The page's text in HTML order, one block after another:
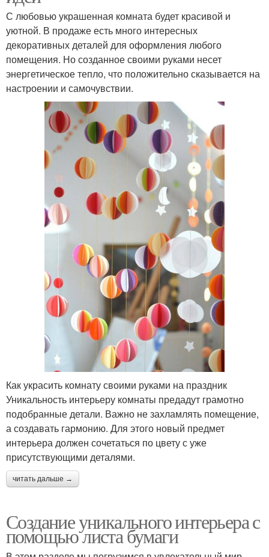
С любовью украшенная комната будет красивой и
уютной. В продаже есть много интересных
декоративных деталей для оформления любого
помещения. Но созданное своими руками несет
энергетическое тепло, что положительно сказывается на
настроении и самочувствии.
Как украсить комнату своими руками на праздник
Уникальность интерьеру комнаты предадут грамотно
подобранные детали. Важно не захламлять помещение,
а создавать гармонию. Для этого новый предмет
интерьера должен сочетаться по цвету с уже
присутствующими деталями.
читать дальше →
Создание уникального интерьера с
помощью листа бумаги